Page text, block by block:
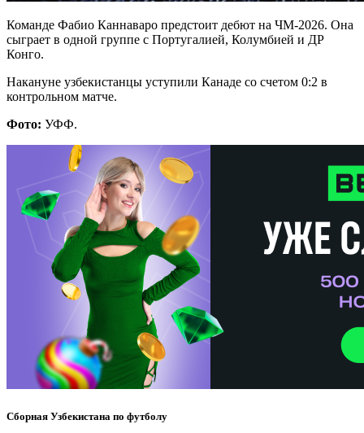
Команде Фабио Каннаваро предстоит дебют на ЧМ-2026. Она
сыграет в одной группе с Португалией, Колумбией и ДР
Конго.
Накануне узбекистанцы уступили Канаде со счетом 0:2 в
контрольном матче.
Фото: УФФ.
Сборная Узбекистана по футболу